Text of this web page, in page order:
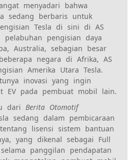
menyadari bahwa
sedang berbaris untuk
Tesla di sini di AS
pelabuhan pengisian daya
Australia, sebagian besar
negara di Afrika, AS
Amerika Utara Tesla.
inovasi yang ingin
EV pada pembuat mobil lain.
dariBerita Otomotif
sedang dalam pembicaraan
lisensi sistem bantuan
yang dikenal sebagai Full
panggilan pendapatan